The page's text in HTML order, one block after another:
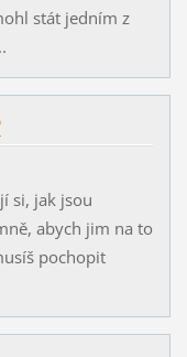
stát jedním z
si, jak jsou
abych jim na to
pochopit